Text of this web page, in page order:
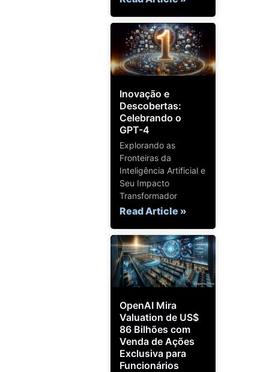
Inovação e
Descobertas:
Celebrando o
GPT-4
Explorando as
Fronteiras da
Inteligência Artificial e
Seu Impacto
Transformador
Read Article »
OpenAI Mira
Valuation de US$
86 Bilhões com
Venda de Ações
Exclusiva para
Funcionários